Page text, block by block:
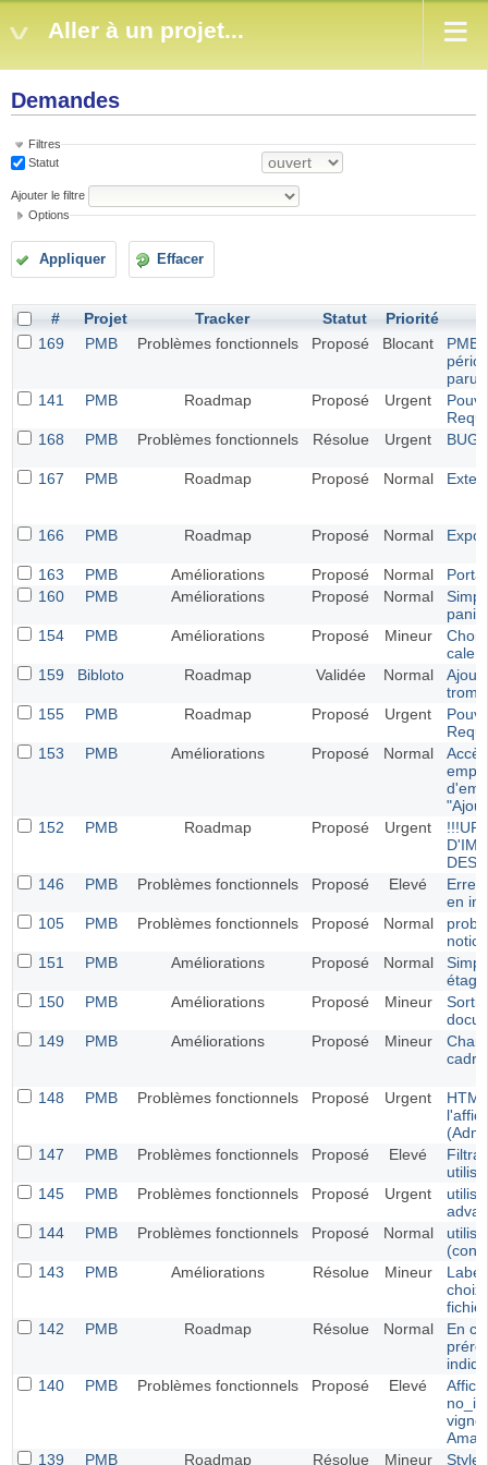
Aller à un projet...
Demandes
Filtres
Statut
Ajouter le filtre
Options
Appliquer Effacer
# Projet Tracker Statut
Priorité
169
PMB Problèmes fonctionnels Proposé Blocant
PMB
141
PMB Roadmap Proposé Urgent
168
PMB Problèmes fonctionnels Résolue Urgent BUG
167 PMB Roadmap Proposé Normal
166 PMB Roadmap Proposé Normal
163 PMB Améliorations Proposé Normal
160
PMB Améliorations Proposé Normal
154
PMB Améliorations Proposé Mineur
159
Bibloto Roadmap Validée Normal
Ajout
155
PMB Roadmap Proposé Urgent
153
PMB Améliorations Proposé Normal
152
PMB Roadmap Proposé Urgent
DES
146
PMB Problèmes fonctionnels Proposé Elevé
en
105
PMB Problèmes fonctionnels Proposé Normal
151
PMB Améliorations Proposé Normal
150
PMB Améliorations Proposé Mineur
149
PMB Améliorations Proposé Mineur
148 PMB Problèmes fonctionnels Proposé Urgent
147
PMB Problèmes fonctionnels Proposé Elevé
145
PMB Problèmes fonctionnels Proposé Urgent
144
PMB Problèmes fonctionnels Proposé Normal
143
PMB Améliorations Résolue Mineur
choix
fichier
142
PMB Roadmap Résolue Normal
En
140
PMB Problèmes fonctionnels Proposé Elevé
139
PMB Roadmap Résolue Mineur Style